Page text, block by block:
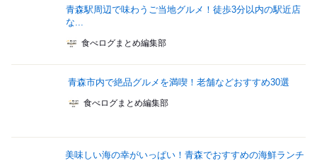
青森駅周辺で味わうご当地グルメ！徒歩3分以内の駅近店
な...
食べログまとめ編集部
青森市内で絶品グルメを満喫！老舗などおすすめ30選
食べログまとめ編集部
美味しい海の幸がいっぱい！青森でおすすめの海鮮ランチ